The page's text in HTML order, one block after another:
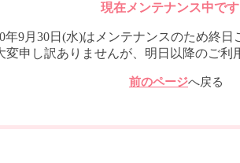
現在メンテナンス中です
年9月30日(水)はメンテナンスのため終
変申し訳ありませんが、明日以降のご利
前のページへ戻る